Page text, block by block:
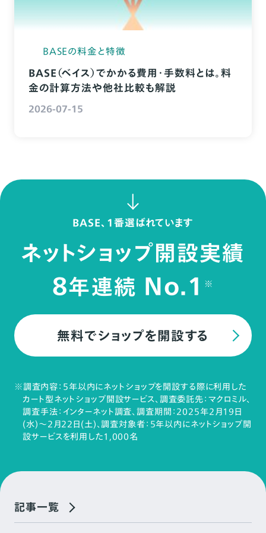
BASEの料金と特徴
BASE（ベイス）でかかる費用・手数料とは。料
金の計算方法や他社比較も解説
2026-07-15
BASE、1番選ばれています
ネットショップ開設実績
8年連続 No.1 ※
無料でショップを開設する
※調査内容：5年以内にネットショップを開設する際に利用した
カート型ネットショップ開設サービス、調査委託先：マクロミル、
調査手法：インターネット調査、調査期間：2025年2月19日
(水)～2月22日(土)、調査対象者：5年以内にネットショップ開
設サービスを利用した1,000名
記事一覧